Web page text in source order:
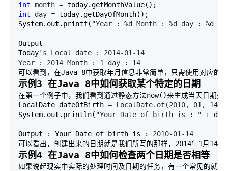
int month =
int day = today.getDayOfMonth();
System.out.printf( "Year : %d Month : %d day : %d \t
Output
Today's Local date : 2014-01-14
Year : 2014 Month : 1 day : 14
可以看到，在Java 8中获取年月信息非常简单，只需使用对应的
示例3 在Java 8中如何获取某个特定的日期
在第一个例子中，我们看到通过静态方法now()来生成当天日期
LocalDate dateOfBirth = LocalDate.of(2010, 01, 14
System.out.println( "Your Date of birth is : " +
Output : Your Date of birth is : 2010-01-14
可以看出，创建出来的日期就是我们所写的那样，2014年1月14日
示例4 在Java 8中如何检查两个日期是否相等
如果说起现实中实际的处理时间及日期的任务，有一个常见的就